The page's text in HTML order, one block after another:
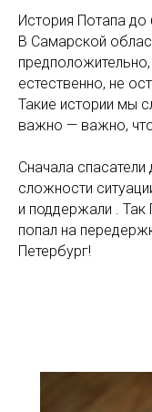
История Потапа
В Самарской
естественно, не
Такие истории мы
важно — важно,
Сначала
сложности
и поддержали . Так
попал на
Петербург!